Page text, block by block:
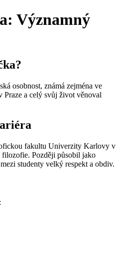
Významný
osobnost, známá zejména ve
Praze a celý svůj život věnoval
fakultu Univerzity Karlovy v
Později působil jako
studenty velký respekt a obdiv.